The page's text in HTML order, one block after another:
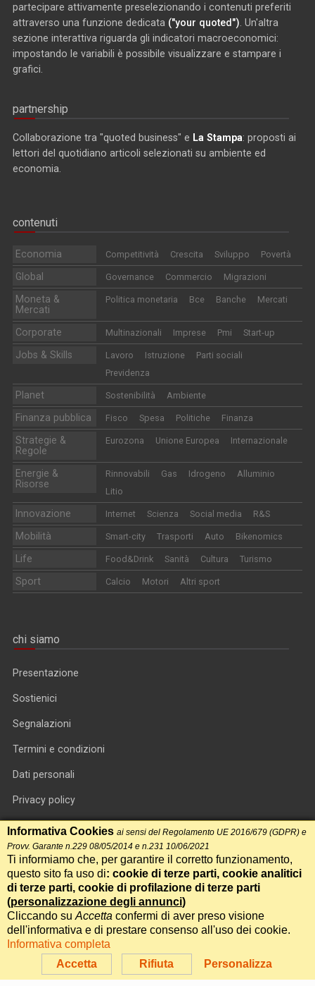
partecipare attivamente preselezionando i contenuti preferiti
attraverso una funzione dedicata ("your quoted") . Un'altra
sezione interattiva riguarda gli indicatori macroeconomici:
impostando le variabili è possibile visualizzare e stampare i
grafici.
partnership
Collaborazione tra "quoted business" e La Stampa: proposti ai
lettori del quotidiano articoli selezionati su ambiente ed
economia.
contenuti
Economia Competitività Crescita Sviluppo Povertà
Global Governance Commercio Migrazioni
Moneta &
Mercati
Politica monetaria Bce Banche Mercati
Corporate Multinazionali Imprese Pmi Start-up
Jobs & Skills Lavoro Istruzione
Parti sociali
Previdenza
Planet Sostenibilità Ambiente
Finanza pubblica Fisco Spesa Politiche Finanza
Strategie &
Regole
Eurozona Unione Europea Internazionale
Energie &
Risorse
Rinnovabili Gas Idrogeno
Alluminio
Litio
Innovazione Internet Scienza Social media R&S
Mobilità Smart-city Trasporti Auto Bikenomics
Life Food&Drink Sanità Cultura Turismo
Sport Calcio Motori Altri sport
chi siamo
Presentazione
Sostienici
Segnalazioni
Termini e condizioni
Dati personali
Privacy policy
Informativa cookie
RSS feed
RSS Top News
Contatti
International Communication S.r.l. • P.IVA 14478081004 • Testata
giornalistica n.191, reg. Tribunale di Roma del 14/12/2017
Powered byItala
Accetta Rifiuta Personalizza
Informativa Cookies ai sensi del Regolamento UE 2016/679 (GDPR) e
Provv. Garante n.229 08/05/2014 e n.231 10/06/2021
Ti informiamo che, per garantire il corretto funzionamento,
questo sito fa uso di: cookie di terze parti, cookie analitici
di terze parti, cookie di profilazione di terze parti
(personalizzazione degli annunci)
Cliccando su Accetta confermi di aver preso visione
dell'informativa e di prestare consenso all'uso dei cookie.
Informativa completa